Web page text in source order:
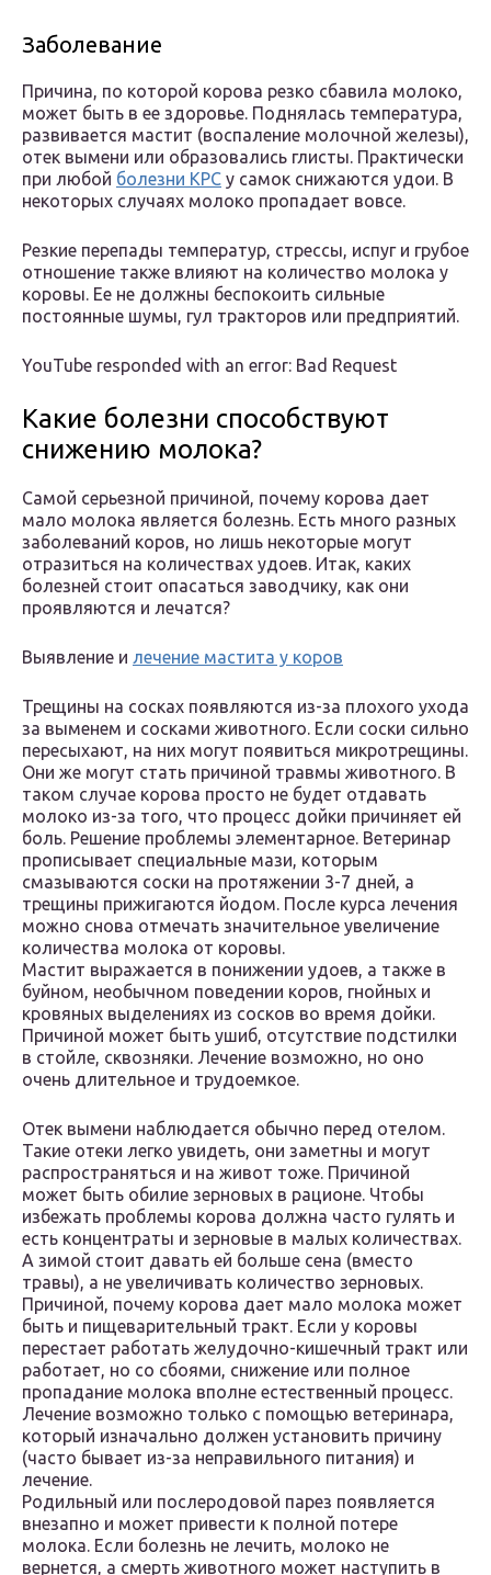
Заболевание
Причина, по которой корова резко сбавила молоко,
может быть в ее здоровье. Поднялась температура,
развивается мастит (воспаление молочной железы),
отек вымени или образовались глисты. Практически
при любой болезни КРС у самок снижаются удои. В
некоторых случаях молоко пропадает вовсе.
Резкие перепады температур, стрессы, испуг и грубое
отношение также влияют на количество молока у
коровы. Ее не должны беспокоить сильные
постоянные шумы, гул тракторов или предприятий.
YouTube responded with an error: Bad Request
Какие болезни способствуют
снижению молока?
Самой серьезной причиной, почему корова дает
мало молока является болезнь. Есть много разных
заболеваний коров, но лишь некоторые могут
отразиться на количествах удоев. Итак, каких
болезней стоит опасаться заводчику, как они
проявляются и лечатся?
Выявление и лечение мастита у коров
Трещины на сосках появляются из-за плохого ухода
за выменем и сосками животного. Если соски сильно
пересыхают, на них могут появиться микротрещины.
Они же могут стать причиной травмы животного. В
таком случае корова просто не будет отдавать
молоко из-за того, что процесс дойки причиняет ей
боль. Решение проблемы элементарное. Ветеринар
прописывает специальные мази, которым
смазываются соски на протяжении 3-7 дней, а
трещины прижигаются йодом. После курса лечения
можно снова отмечать значительное увеличение
количества молока от коровы.
Мастит выражается в понижении удоев, а также в
буйном, необычном поведении коров, гнойных и
кровяных выделениях из сосков во время дойки.
Причиной может быть ушиб, отсутствие подстилки
в стойле, сквозняки. Лечение возможно, но оно
очень длительное и трудоемкое.
Отек вымени наблюдается обычно перед отелом.
Такие отеки легко увидеть, они заметны и могут
распространяться и на живот тоже. Причиной
может быть обилие зерновых в рационе. Чтобы
избежать проблемы корова должна часто гулять и
есть концентраты и зерновые в малых количествах.
А зимой стоит давать ей больше сена (вместо
травы), а не увеличивать количество зерновых.
Причиной, почему корова дает мало молока может
быть и пищеварительный тракт. Если у коровы
перестает работать желудочно-кишечный тракт или
работает, но со сбоями, снижение или полное
пропадание молока вполне естественный процесс.
Лечение возможно только с помощью ветеринара,
который изначально должен установить причину
(часто бывает из-за неправильного питания) и
лечение.
Родильный или послеродовой парез появляется
внезапно и может привести к полной потере
молока. Если болезнь не лечить, молоко не
вернется, а смерть животного может наступить в